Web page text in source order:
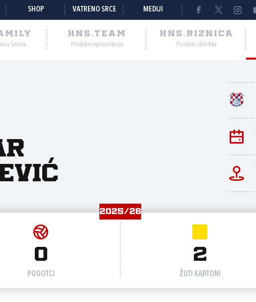
SHOP VATRENO SRCE MEDIJI
Saveza
HNS.TEAM
Hrvatske reprezentacije
HNS.RIZNICA
Povijest i statistika
2025/26
0
POGOTCI
2
ŽUTI KARTONI